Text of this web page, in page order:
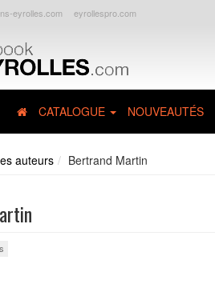
eyrolles.com eyrollespro.com
CATALOGUE NOUVEAUTÉS
auteurs Bertrand Martin